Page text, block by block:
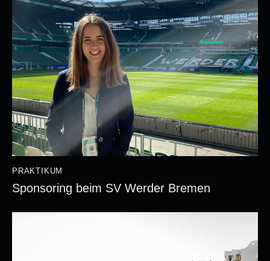
PRAKTIKUM
Sponsoring beim SV Werder Bremen